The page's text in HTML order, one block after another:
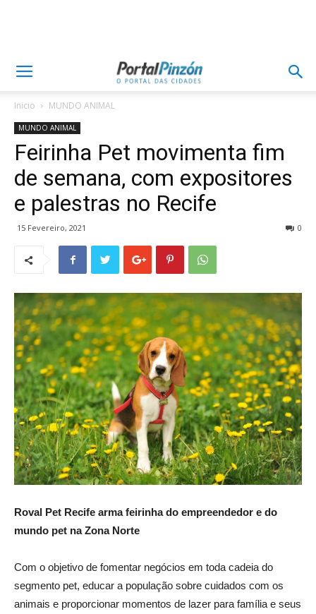
Inicio MUNDO ANIMAL
MUNDO ANIMAL
Feirinha Pet movimenta fim
de semana, com expositores
e palestras no Recife
15 Fevereiro, 2021 0
Roval Pet Recife arma feirinha do empreendedor e do
mundo pet na Zona Norte
Com o objetivo de fomentar negócios em toda cadeia do
segmento pet, educar a população sobre cuidados com os
animais e proporcionar momentos de lazer para família e seus